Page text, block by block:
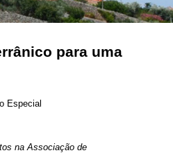
para uma
Especial
na Associação de